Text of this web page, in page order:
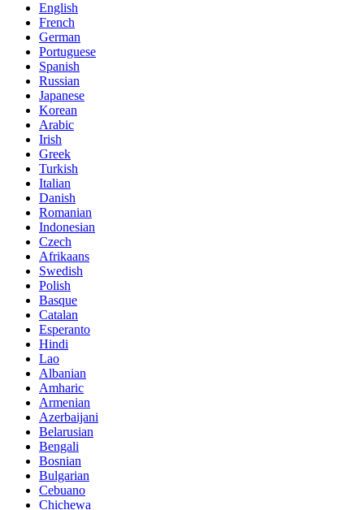
English
French
German
Portuguese
Spanish
Russian
Japanese
Korean
Arabic
Irish
Greek
Turkish
Italian
Danish
Romanian
Indonesian
Czech
Afrikaans
Swedish
Polish
Basque
Catalan
Esperanto
Hindi
Lao
Albanian
Amharic
Armenian
Azerbaijani
Belarusian
Bengali
Bosnian
Bulgarian
Cebuano
Chichewa